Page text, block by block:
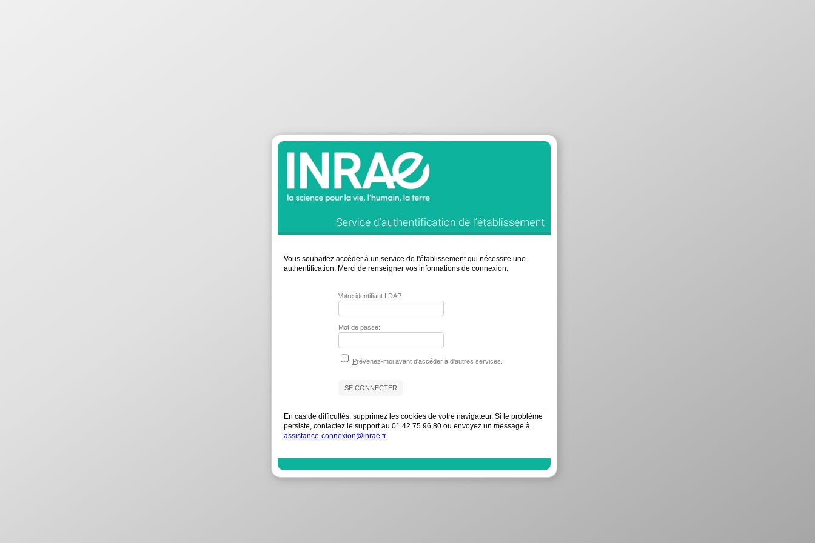
Vous souhaitez accéder à un service de l'établissement qui nécessite une
authentification. Merci de renseigner vos informations de connexion.
Votre identifiant LDAP:
Mot de passe:
Prévenez-moi avant d'accéder à d'autres services.
En cas de difficultés, supprimez les cookies de votre navigateur. Si le problème
persiste, contactez le support au 01 42 75 96 80 ou envoyez un message à
assistance-connexion@inrae.fr